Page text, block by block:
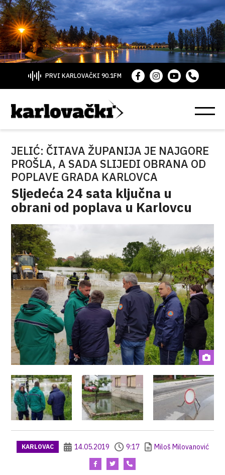
PRVI KARLOVAČKI 90.1FM
JELIĆ: ČITAVA ŽUPANIJA JE NAJGORE
PROŠLA, A SADA SLIJEDI OBRANA OD
POPLAVE GRADA KARLOVCA
Sljedeća 24 sata ključna u
obrani od poplava u Karlovcu
KARLOVAC 14.05.2019 9:17 Miloš Milovanović